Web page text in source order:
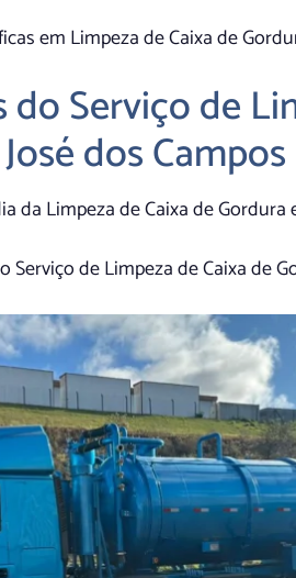
em Limpeza de Caixa de
Serviço de
dos Campos
Limpeza de Caixa de Gordura
de Limpeza de Caixa de